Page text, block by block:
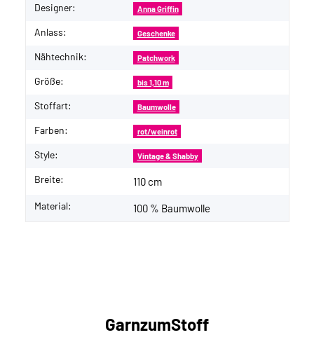
Designer: Anna Griffin
Anlass: Geschenke
Nähtechnik: Patchwork
Größe: bis 1,10 m
Stoffart: Baumwolle
Farben: rot/weinrot
Style: Vintage & Shabby
Breite: 110 cm
Material: 100 % Baumwolle
GarnzumStoff